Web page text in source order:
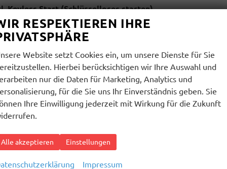
Keyless Start (Schlüsselloses starten)
Apple CarPlay und Android Auto
Plus""
RESPEKTIEREN IHRE
Website setzt Cookies ein, um unsere Dienste für Sie
Hierbei berücksichtigen wir Ihre Auswahl und
nur die Daten für Marketing, Analytics und
für die Sie uns Ihr Einverständnis geben. Sie
Ihre Einwilligung jederzeit mit Wirkung für die Zukunft
Alle akzeptieren Einstellungen
Impressum